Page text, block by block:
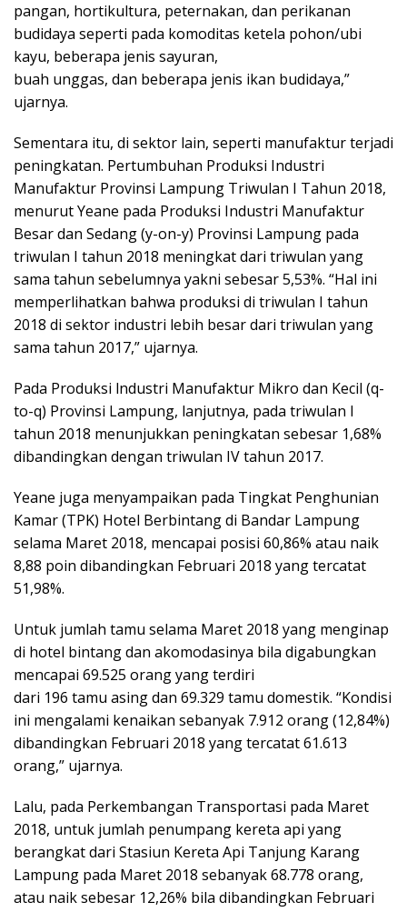
pangan, hortikultura, peternakan, dan perikanan
budidaya seperti pada komoditas ketela pohon/ubi
kayu, beberapa jenis sayuran,
buah unggas, dan beberapa jenis ikan budidaya,”
ujarnya.
Sementara itu, di sektor lain, seperti manufaktur terjadi
peningkatan. Pertumbuhan Produksi Industri
Manufaktur Provinsi Lampung Triwulan I Tahun 2018,
menurut Yeane pada Produksi Industri Manufaktur
Besar dan Sedang (y-on-y) Provinsi Lampung pada
triwulan I tahun 2018 meningkat dari triwulan yang
sama tahun sebelumnya yakni sebesar 5,53%. “Hal ini
memperlihatkan bahwa produksi di triwulan I tahun
2018 di sektor industri lebih besar dari triwulan yang
sama tahun 2017,” ujarnya.
Pada Produksi lndustri Manufaktur Mikro dan Kecil (q-
to-q) Provinsi Lampung, lanjutnya, pada triwulan l
tahun 2018 menunjukkan peningkatan sebesar 1,68%
dibandingkan dengan triwulan IV tahun 2017.
Yeane juga menyampaikan pada Tingkat Penghunian
Kamar (TPK) Hotel Berbintang di Bandar Lampung
selama Maret 2018, mencapai posisi 60,86% atau naik
8,88 poin dibandingkan Februari 2018 yang tercatat
51,98%.
Untuk jumlah tamu selama Maret 2018 yang menginap
di hotel bintang dan akomodasinya bila digabungkan
mencapai 69.525 orang yang terdiri
dari 196 tamu asing dan 69.329 tamu domestik. “Kondisi
ini mengalami kenaikan sebanyak 7.912 orang (12,84%)
dibandingkan Februari 2018 yang tercatat 61.613
orang,” ujarnya.
Lalu, pada Perkembangan Transportasi pada Maret
2018, untuk jumlah penumpang kereta api yang
berangkat dari Stasiun Kereta Api Tanjung Karang
Lampung pada Maret 2018 sebanyak 68.778 orang,
atau naik sebesar 12,26% bila dibandingkan Februari